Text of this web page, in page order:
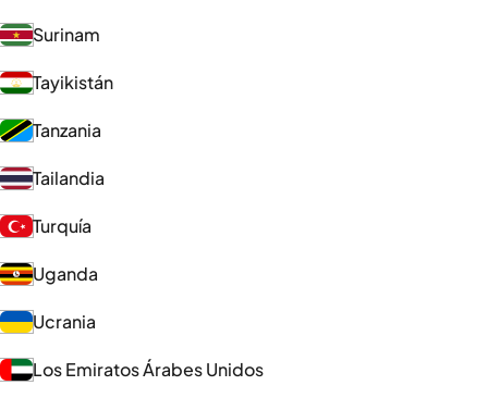
Surinam
Tayikistán
Tanzania
Tailandia
Turquía
Uganda
Ucrania
Los Emiratos Árabes Unidos